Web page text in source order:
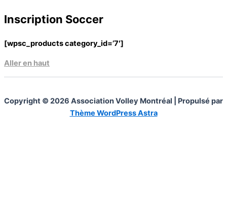
Inscription Soccer
[wpsc_products category_id=’7′]
Aller en haut
Copyright © 2026 Association Volley Montréal | Propulsé par
Thème WordPress Astra